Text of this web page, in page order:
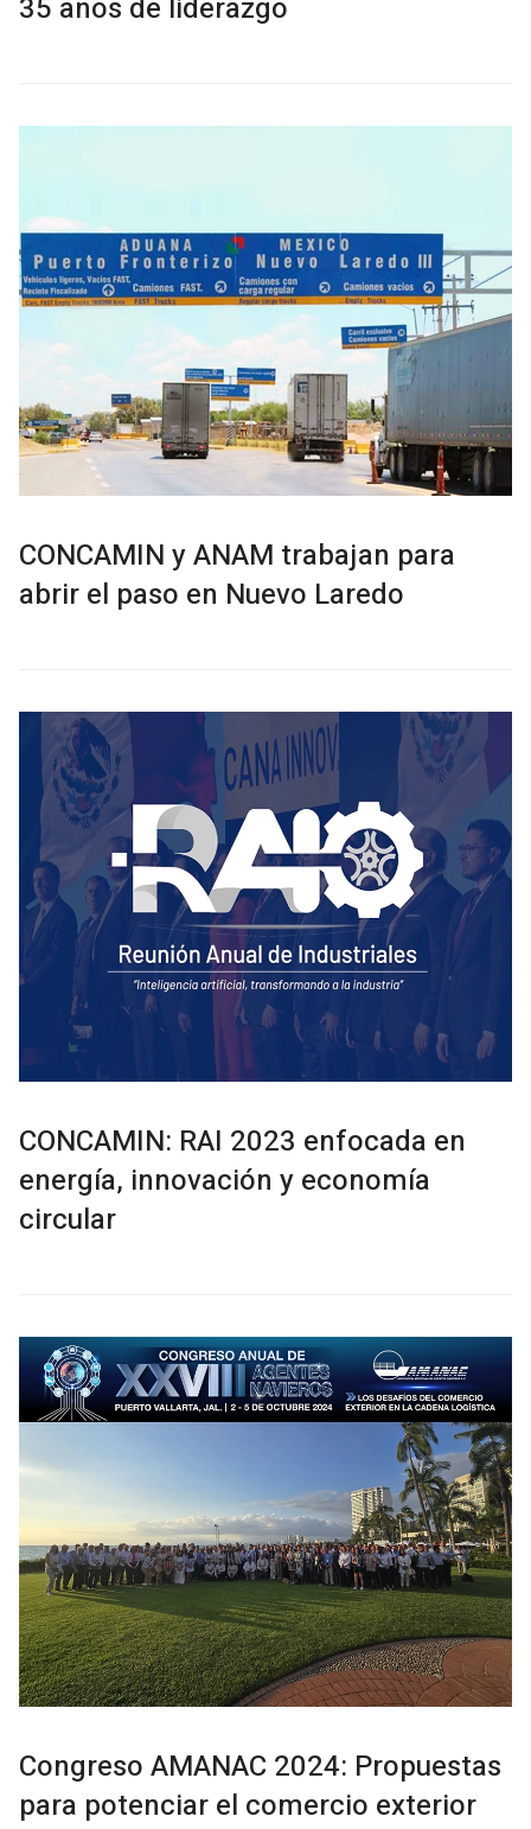
35 años de liderazgo
CONCAMIN y ANAM trabajan para
abrir el paso en Nuevo Laredo
CONCAMIN: RAI 2023 enfocada en
energía, innovación y economía
circular
Congreso AMANAC 2024: Propuestas
para potenciar el comercio exterior